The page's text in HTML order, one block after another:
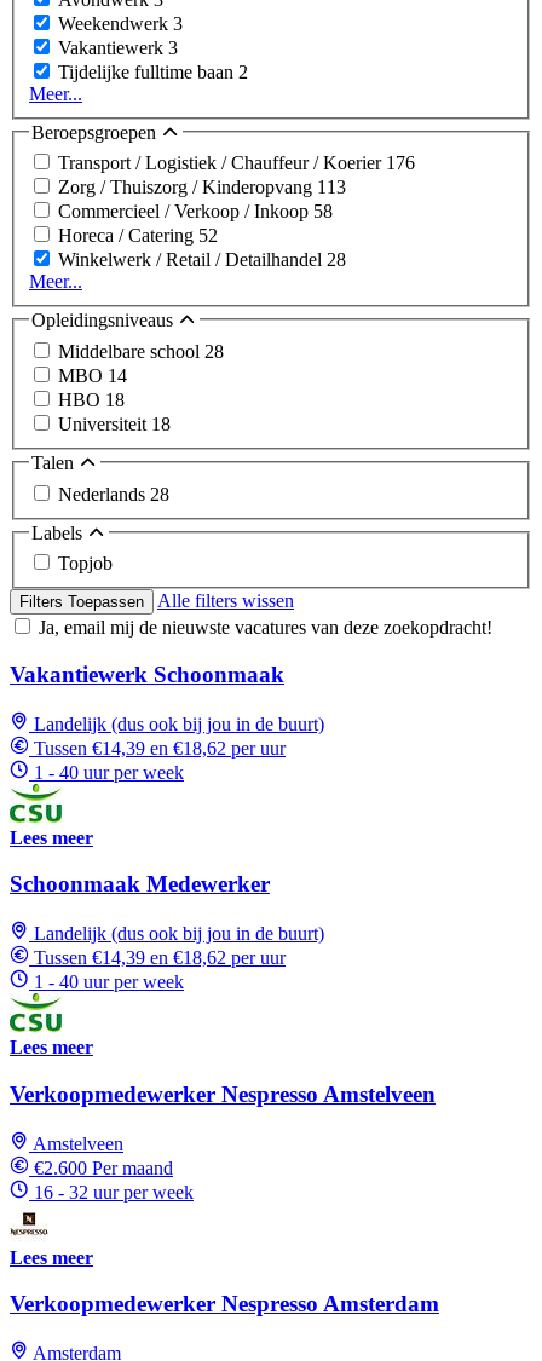
Weekendwerk 3
Vakantiewerk 3
Tijdelijke fulltime baan 2
Meer...
Beroepsgroepen
Transport / Logistiek / Chauffeur / Koerier 176
Zorg / Thuiszorg / Kinderopvang 113
Commercieel / Verkoop / Inkoop 58
Horeca / Catering 52
Winkelwerk / Retail / Detailhandel 28
Meer...
Opleidingsniveaus
Middelbare school 28
MBO 14
HBO 18
Universiteit 18
Talen
Nederlands 28
Labels
Topjob
Filters Toepassen
Alle filters wissen
Ja, email mij de nieuwste vacatures van deze zoekopdracht!
Vakantiewerk Schoonmaak
Landelijk (dus ook bij jou in de buurt)
Tussen €14,39 en €18,62 per uur
1 - 40 uur per week
Lees meer
Schoonmaak Medewerker
Landelijk (dus ook bij jou in de buurt)
Tussen €14,39 en €18,62 per uur
1 - 40 uur per week
Lees meer
Verkoopmedewerker Nespresso Amstelveen
Amstelveen
€2.600 Per maand
16 - 32 uur per week
Lees meer
Verkoopmedewerker Nespresso Amsterdam
Amsterdam